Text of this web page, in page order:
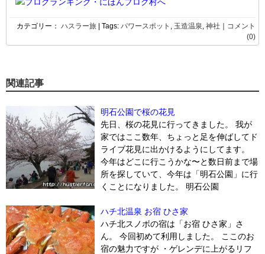
カテゴリー： ハスラー旅 | Tags: パワースポット 玉造温泉 神社 ｜ コメント
(0)
関連記事
明石公園で桜の花見
先日、桜の花見に行ってきました。 我が
家ではここ数年、ちょっと足を伸ばしてド
ライブ花見に出かけるようにしてます。
今年はどこに行こうかな〜と数日前まで場
所を探していて、今年は「明石公園」に行
くことになりました。 明石公園
ハチ北温泉 お宿 ひさ家
ハチ北スノボの宿は「お宿 ひさ家」さ
ん。 今回初めて利用しました。 ここのお
宿の魅力ですが ・ゲレンデに上がるリフ